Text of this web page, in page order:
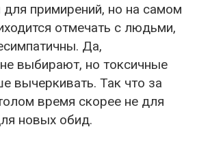
для примирений, но на самом
отмечать с людьми,
Да,
выбирают, но токсичные
вычеркивать. Так что за
время скорее не для
новых обид.